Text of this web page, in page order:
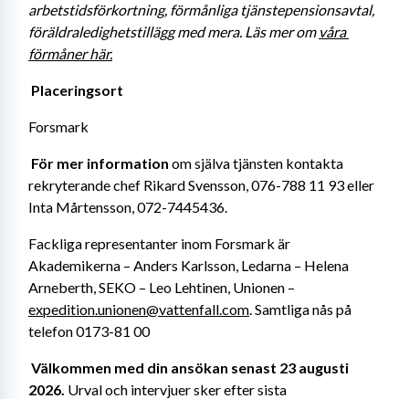
arbetstidsförkortning, förmånliga tjänstepensionsavtal,
föräldraledighetstillägg med mera. Läs mer om våra
förmåner här.
Placeringsort
Forsmark
För mer information om själva tjänsten kontakta
rekryterande chef Rikard Svensson, 076-788 11 93 eller
Inta Mårtensson, 072-7445436.
Fackliga representanter inom Forsmark är
Akademikerna – Anders Karlsson, Ledarna – Helena
expedition.unionen@vattenfall.com. Samtliga nås på
telefon 0173-81 00
Välkommen med din ansökan senast 23 augusti
2026. Urval och intervjuer sker efter sista